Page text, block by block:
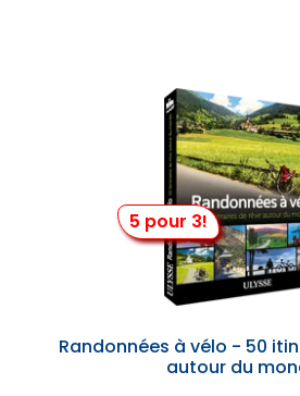
5 pour 3!
Randonnées à vélo - 50
autour du